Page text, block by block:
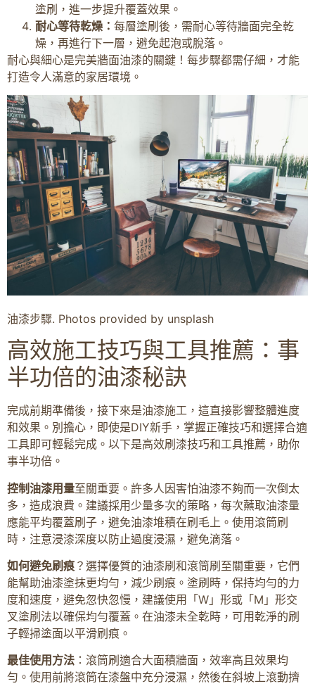
塗刷，進一步提升覆蓋效果。
耐心等待乾燥： 每層塗刷後，需耐心等待牆面完全乾
燥，再進行下一層，避免起泡或脫落。
耐心與細心是完美牆面油漆的關鍵！每步驟都需仔細，才能
打造令人滿意的家居環境。
油漆步驟. Photos provided by unsplash
高效施工技巧與工具推薦：事
半功倍的油漆秘訣
完成前期準備後，接下來是油漆施工，這直接影響整體進度
和效果。別擔心，即使是DIY新手，掌握正確技巧和選擇合適
工具即可輕鬆完成。以下是高效刷漆技巧和工具推薦，助你
事半功倍。
控制油漆用量至關重要。許多人因害怕油漆不夠而一次倒太
多，造成浪費。建議採用少量多次的策略，每次蘸取油漆量
應能平均覆蓋刷子，避免油漆堆積在刷毛上。使用滾筒刷
時，注意浸漆深度以防止過度浸濕，避免滴落。
如何避免刷痕 ？選擇優質的油漆刷和滾筒刷至關重要，它們
能幫助油漆塗抹更均勻，減少刷痕。塗刷時，保持均勻的力
度和速度，避免忽快忽慢，建議使用「W」形或「M」形交
叉塗刷法以確保均勻覆蓋。在油漆未全乾時，可用乾淨的刷
子輕掃塗面以平滑刷痕。
最佳使用方法 ：滾筒刷適合大面積牆面，效率高且效果均
勻。使用前將滾筒在漆盤中充分浸濕，然後在斜坡上滾動擠